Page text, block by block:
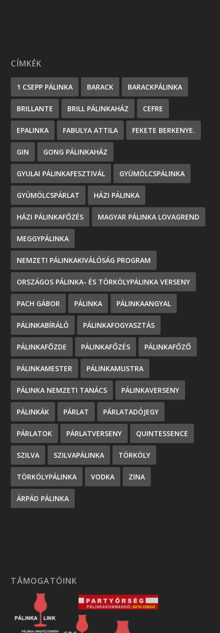
CÍMKÉK
1 CSEPP PÁLINKA BARACK BARACKPÁLINKA
BRILLANTE BRILL PÁLINKAHÁZ CEFRE
EPALINKA FABULYA ATTILA FEKETE BERKENYE.
GIN GONG PÁLINKAHÁZ
GYULAI PÁLINKAFESZTIVÁL GYÜMÖLCSPÁLINKA
GYÜMÖLCSPÁRLAT HÁZI PÁLINKA
HÁZI PÁLINKAFŐZÉS MAGYAR PÁLINKA LOVAGREND
MEGGYPÁLINKA
NEMZETI PÁLINKAKIVÁLÓSÁG PROGRAM
ORSZÁGOS PÁLINKA- ÉS TÖRKÖLYPÁLINKA VERSENY
PACH GÁBOR PÁLINKA PÁLINKAANGYAL
PÁLINKABÍRÁLÓ PÁLINKAFOGYASZTÁS
PÁLINKAFŐZDE PÁLINKAFŐZÉS PÁLINKAFŐZŐ
PÁLINKAMESTER PÁLINKAMUSTRA
PÁLINKA NEMZETI TANÁCS PÁLINKAVERSENY
PÁLINKÁK PÁRLAT PÁRLATADÓJEGY
PÁRLATOK PÁRLATVERSENY QUINTESSENCE
SZILVA SZILVAPÁLINKA TÖRKÖLY
TÖRKÖLYPÁLINKA VODKA ZINA
ÁRPÁD PÁLINKA
TÁMOGATÓINK